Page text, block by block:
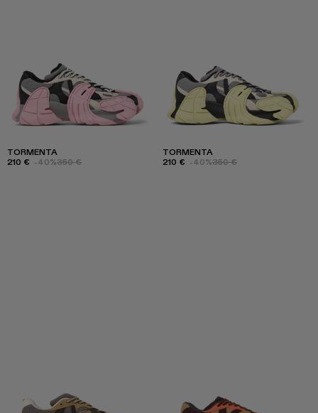
TORMENTA
210 € -40%350 €
TORMENTA
210 € -40%350 €